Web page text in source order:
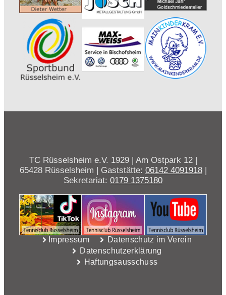
TC Rüsselsheim e.V. 1929 | Am Ostpark 12 |
65428 Rüsselsheim | Gaststätte: 06142 4091918|
Sekretariat: 0179 1375180
Impressum
Datenschutz im Verein
Datenschutzerklärung
Haftungsausschuss